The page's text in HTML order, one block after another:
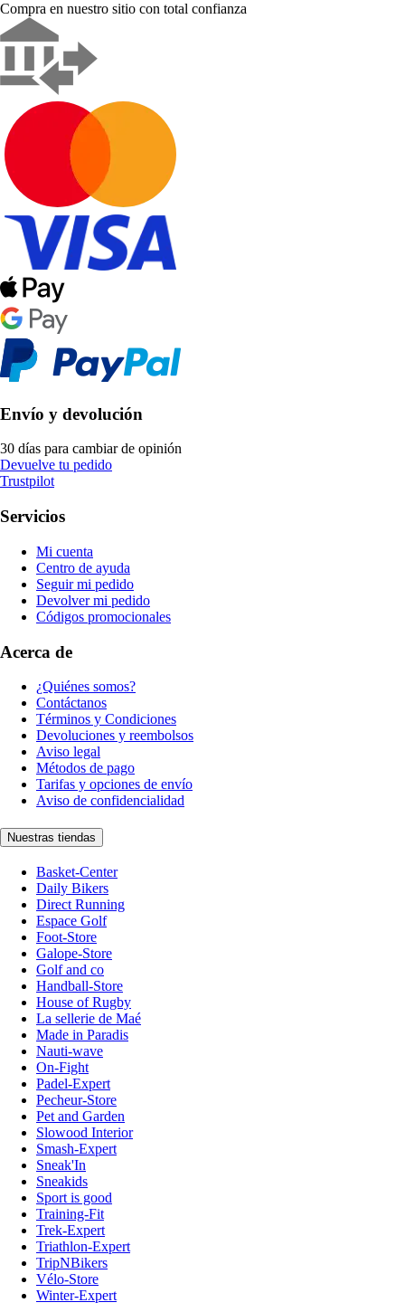
Compra en nuestro sitio con total confianza
Envío y devolución
30 días para cambiar de opinión
Devuelve tu pedido
Trustpilot
Servicios
Mi cuenta
Centro de ayuda
Seguir mi pedido
Devolver mi pedido
Códigos promocionales
Acerca de
¿Quiénes somos?
Contáctanos
Términos y Condiciones
Devoluciones y reembolsos
Aviso legal
Métodos de pago
Tarifas y opciones de envío
Aviso de confidencialidad
Nuestras tiendas
Basket-Center
Daily Bikers
Direct Running
Espace Golf
Foot-Store
Galope-Store
Golf and co
Handball-Store
House of Rugby
La sellerie de Maé
Made in Paradis
Nauti-wave
On-Fight
Padel-Expert
Pecheur-Store
Pet and Garden
Slowood Interior
Smash-Expert
Sneak'In
Sneakids
Sport is good
Training-Fit
Trek-Expert
Triathlon-Expert
TripNBikers
Vélo-Store
Winter-Expert